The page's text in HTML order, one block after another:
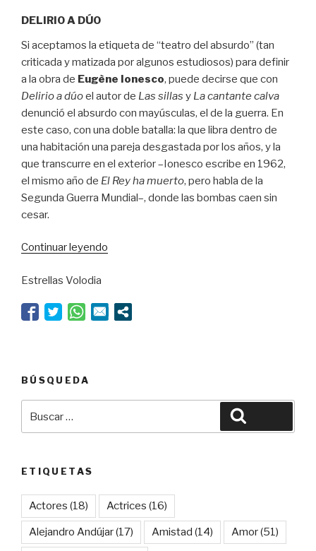
DELIRIO A DÚO
Si aceptamos la etiqueta de “teatro del absurdo” (tan
criticada y matizada por algunos estudiosos) para definir
a la obra de Eugène Ionesco, puede decirse que con
Delirio a dúoel autor de Las sillas y La cantante calva
denunció el absurdo con mayúsculas, el de la guerra. En
este caso, con una doble batalla: la que libra dentro de
una habitación una pareja desgastada por los años, y la
que transcurre en el exterior –Ionesco escribe en 1962,
el mismo año de El Rey ha muerto, pero habla de la
Segunda Guerra Mundial–, donde las bombas caen sin
cesar.
Continuar leyendo
de
Estrellas Volodia
BÚSQUEDA
por:
ETIQUETAS
Actores (18) Actrices (16)
Alejandro Andújar(17) Amistad (14) Amor(51)